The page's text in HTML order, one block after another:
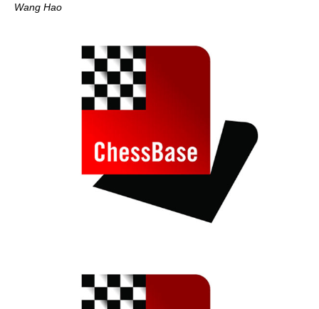
Wang Hao